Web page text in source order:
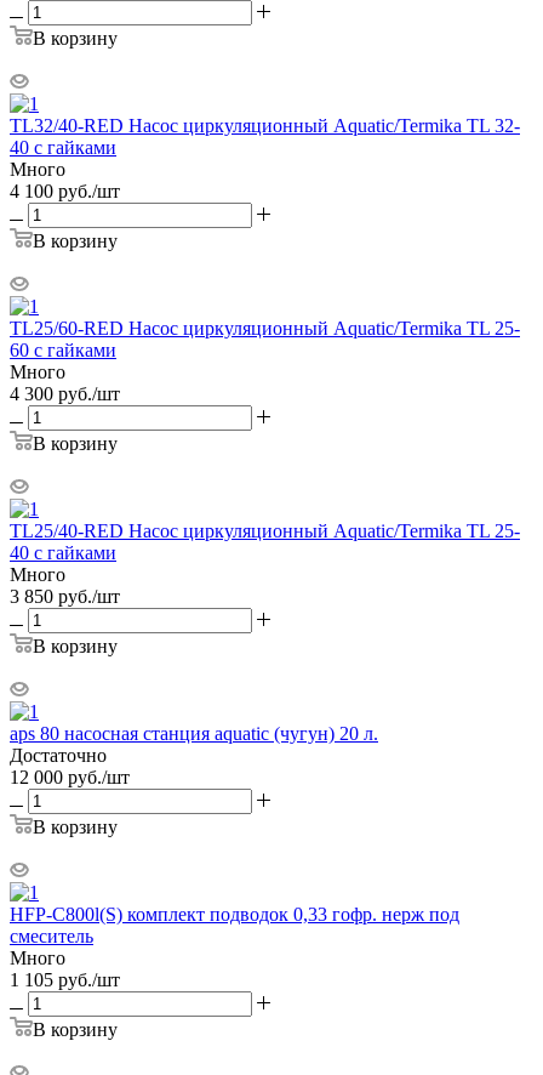
В корзину
TL32/40-RED Насос циркуляционный Aquatic/Termika TL 32-
40 c гайками
Много
4 100 руб./шт
В корзину
TL25/60-RED Насос циркуляционный Aquatic/Termika TL 25-
60 c гайками
Много
4 300 руб./шт
В корзину
TL25/40-RED Насос циркуляционный Aquatic/Termika TL 25-
40 c гайками
Много
3 850 руб./шт
В корзину
aps 80 насосная станция aquatic (чугун) 20 л.
Достаточно
12 000 руб./шт
В корзину
HFP-C800l(S) комплект подводок 0,33 гофр. нерж под
смеситель
Много
1 105 руб./шт
В корзину